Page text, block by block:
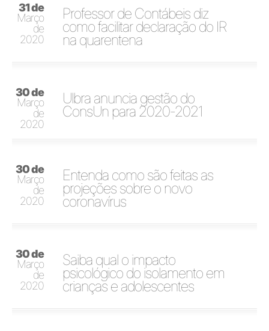
31 de
Março
de
2020
Professor de Contábeis diz
como facilitar declaração do IR
na quarentena
30 de
Março
de
2020
Ulbra anuncia gestão do
ConsUn para 2020-2021
30 de
Março
de
2020
Entenda como são feitas as
projeções sobre o novo
coronavírus
30 de
Março
de
2020
Saiba qual o impacto
psicológico do isolamento em
crianças e adolescentes